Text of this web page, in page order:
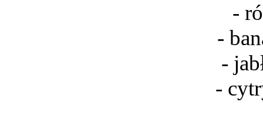
-
-
-
-